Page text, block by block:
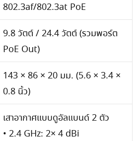
802.3af/802.3at PoE
9.8 วัตต์ / 24.4 วัตต์ (รวมพอร์ต
PoE Out)
143 × 86 × 20 มม. (5.6 × 3.4 ×
0.8 นิ้ว)
เสาอากาศแบบดูอัลแบนด์ 2 ตัว
• 2.4 GHz: 2× 4 dBi